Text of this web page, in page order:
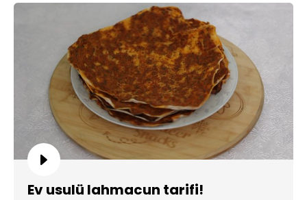
Ev usulü lahmacun tarifi!